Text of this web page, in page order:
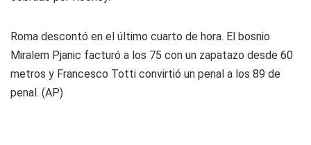
Roma descontó en el último cuarto de hora. El bosnio
Miralem Pjanic facturó a los 75 con un zapatazo desde 60
metros y Francesco Totti convirtió un penal a los 89 de
penal. (AP)